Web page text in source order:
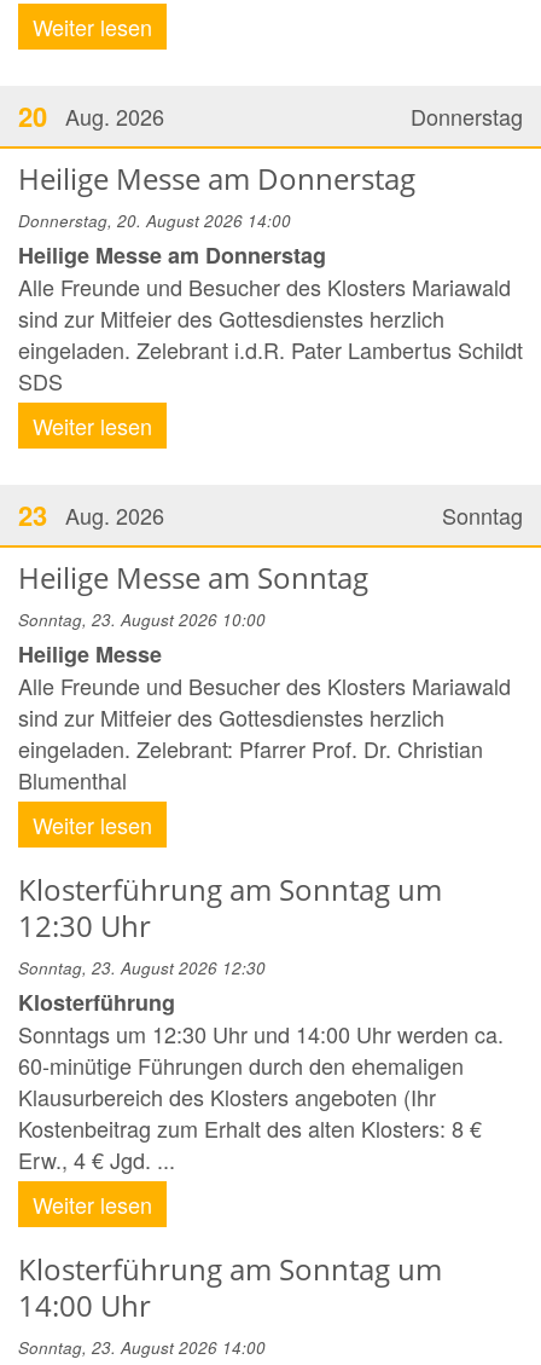
Weiter lesen
Donnerstag
20 Aug. 2026
Heilige Messe am Donnerstag
Donnerstag, 20. August 2026 14:00
Heilige Messe am Donnerstag
Alle Freunde und Besucher des Klosters Mariawald
sind zur Mitfeier des Gottesdienstes herzlich
eingeladen. Zelebrant i.d.R. Pater Lambertus Schildt
SDS
Weiter lesen
Sonntag
23 Aug. 2026
Heilige Messe am Sonntag
Sonntag, 23. August 2026 10:00
Heilige Messe
Alle Freunde und Besucher des Klosters Mariawald
sind zur Mitfeier des Gottesdienstes herzlich
eingeladen. Zelebrant: Pfarrer Prof. Dr. Christian
Blumenthal
Weiter lesen
Klosterführung am Sonntag um
12:30 Uhr
Sonntag, 23. August 2026 12:30
Klosterführung
Sonntags um 12:30 Uhr und 14:00 Uhr werden ca.
60-minütige Führungen durch den ehemaligen
Klausurbereich des Klosters angeboten (Ihr
Kostenbeitrag zum Erhalt des alten Klosters: 8 €
Erw., 4 € Jgd. ...
Weiter lesen
Klosterführung am Sonntag um
14:00 Uhr
Sonntag, 23. August 2026 14:00